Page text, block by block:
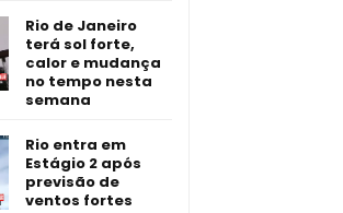
Rio de Janeiro
terá sol forte,
calor e mudança
no tempo nesta
semana
Rio entra em
Estágio 2 após
previsão de
ventos fortes